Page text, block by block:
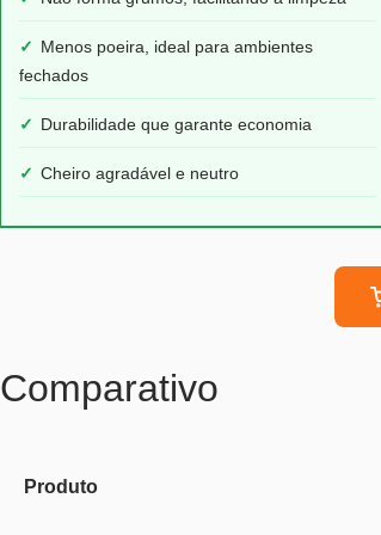
✓ Menos poeira, ideal para ambientes
fechados
✓ Durabilidade que garante economia
✓ Cheiro agradável e neutro
Comparativo
Produto